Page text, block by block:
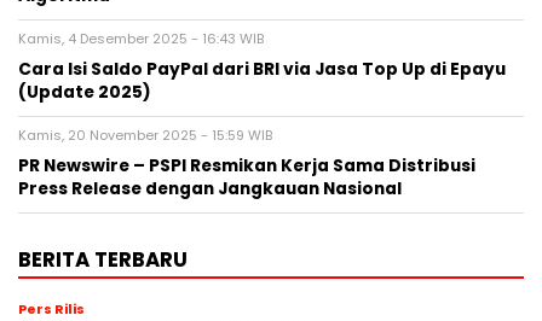
Kamis, 4 Desember 2025 - 16:43 WIB
Cara Isi Saldo PayPal dari BRI via Jasa Top Up di Epayu
(Update 2025)
Kamis, 20 November 2025 - 15:59 WIB
PR Newswire – PSPI Resmikan Kerja Sama Distribusi
Press Release dengan Jangkauan Nasional
BERITA TERBARU
Pers Rilis